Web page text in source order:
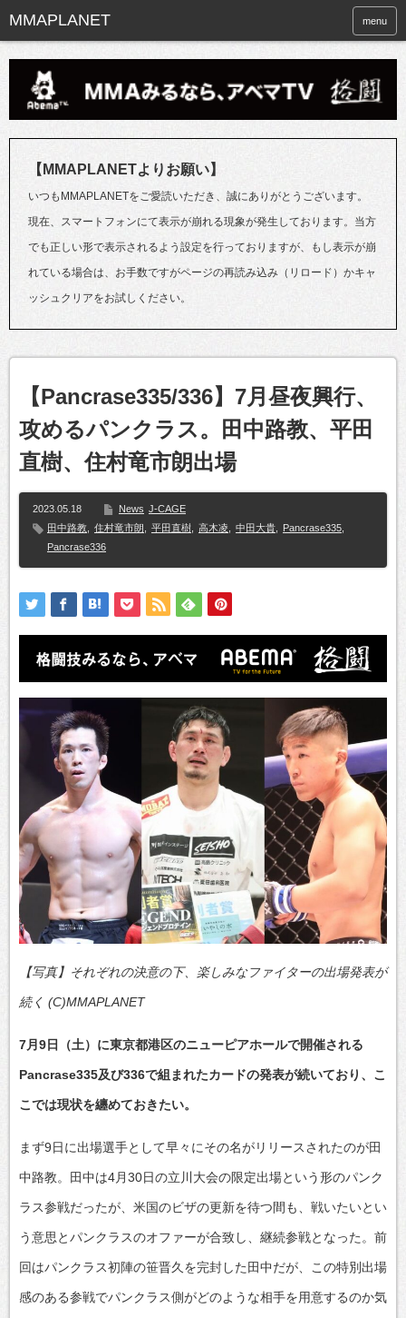
menu
【MMAPLANETよりお願い】
いつもMMAPLANETをご愛読いただき、誠にありがとうございます。
現在、スマートフォンにて表示が崩れる現象が発生しております。当方
でも正しい形で表示されるよう設定を行っておりますが、もし表示が崩
れている場合は、お手数ですがページの再読み込み（リロード）かキャ
ッシュクリアをお試しください。
【Pancrase335/336】7月昼夜興行、
攻めるパンクラス。田中路教、平田
直樹、住村竜市朗出場
2023.05.18 News J-CAGE
田中路教
住村竜市朗 平田直樹 高木凌 中田大貴 Pancrase335
Pancrase336
【写真】それぞれの決意の下、楽しみなファイターの出場発表が
続く (C)MMAPLANET
7月9日（土）に東京都港区のニューピアホールで開催される
Pancrase335及び336で組まれたカードの発表が続いており、こ
こでは現状を纏めておきたい。
まず9日に出場選手として早々にその名がリリースされたのが田
中路教。田中は4月30日の立川大会の限定出場という形のパンク
ラス参戦だったが、米国のビザの更新を待つ間も、戦いたいとい
う意思とパンクラスのオファーが合致し、継続参戦となった。前
回はパンクラス初陣の笹晋久を完封した田中だが、この特別出場
感のある参戦でパンクラス側がどのような相手を用意するのか気